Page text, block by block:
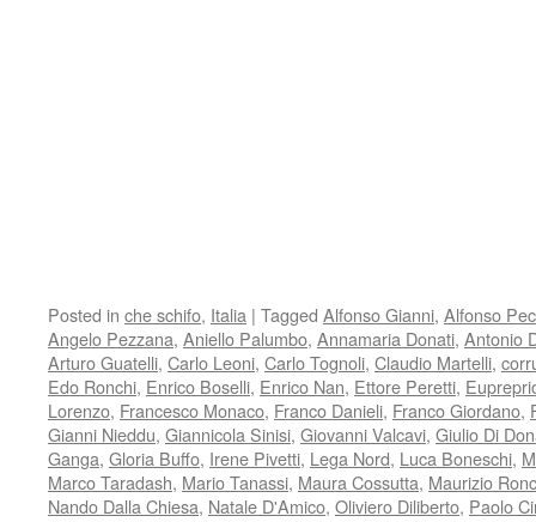
Posted in che schifo, Italia | Tagged Alfonso Gianni, Alfonso
Angelo Pezzana, Aniello Palumbo, Annamaria Donati, Antonio
Arturo Guatelli, Carlo Leoni, Carlo Tognoli, Claudio Martelli,
Edo Ronchi, Enrico Boselli, Enrico Nan, Ettore Peretti,
Lorenzo, Francesco Monaco, Franco Danieli, Franco Giordano,
Gianni Nieddu, Giannicola Sinisi, Giovanni Valcavi, Giulio Di
Ganga, Gloria Buffo, Irene Pivetti, Lega Nord, Luca Boneschi,
Marco Taradash, Mario Tanassi, Maura Cossutta, Maurizio
Nando Dalla Chiesa, Natale D'Amico, Oliviero Diliberto, Paolo